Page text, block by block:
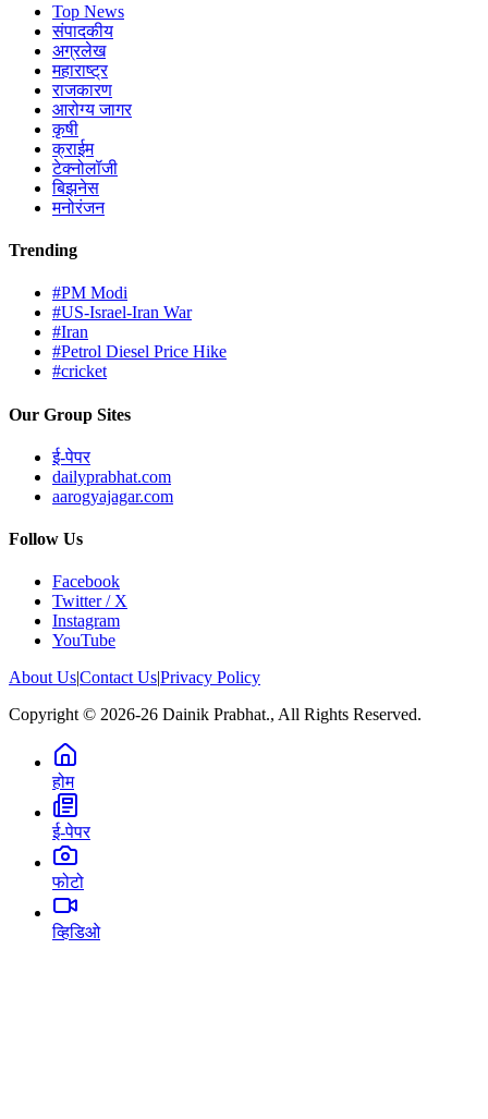
Top News
संपादकीय
अग्रलेख
महाराष्ट्र
राजकारण
आरोग्य जागर
कृषी
क्राईम
टेक्नोलॉजी
बिझनेस
मनोरंजन
Trending
#PM Modi
#US-Israel-Iran War
#Iran
#Petrol Diesel Price Hike
#cricket
Our Group Sites
ई-पेपर
dailyprabhat.com
aarogyajagar.com
Follow Us
Facebook
Twitter / X
Instagram
YouTube
About UsContact UsPrivacy Policy
Copyright © 2026-26 Dainik Prabhat., All Rights Reserved.
होम
ई-पेपर
फोटो
व्हिडिओ